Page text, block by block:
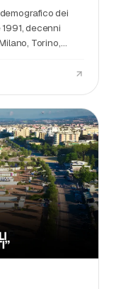
dei
decenni
Torino,